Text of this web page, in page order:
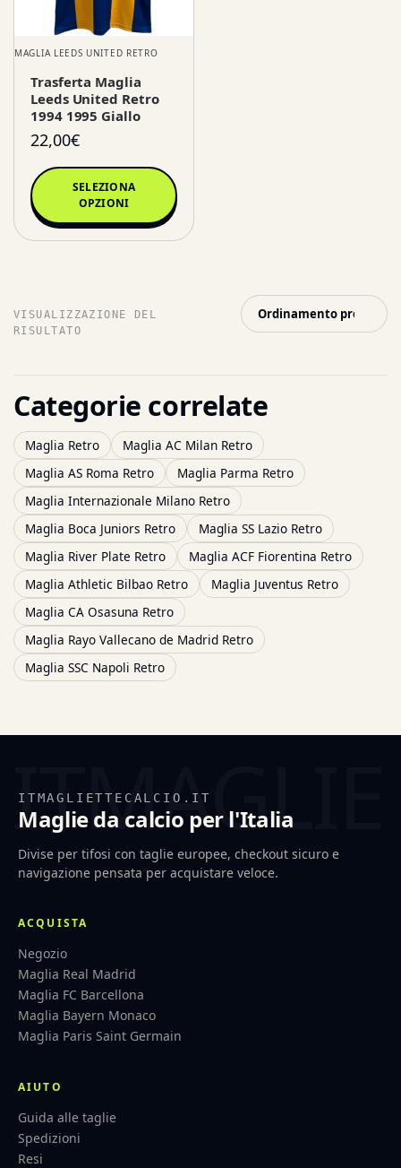
MAGLIA LEEDS UNITED RETRO
Trasferta Maglia
Leeds United Retro
1994 1995 Giallo
22,00€
SELEZIONA
OPZIONI
VISUALIZZAZIONE DEL
RISULTATO
Categorie correlate
Maglia Retro
Maglia AC Milan Retro
Maglia AS Roma Retro
Maglia Parma Retro
Maglia Internazionale Milano Retro
Maglia Boca Juniors Retro
Maglia SS Lazio Retro
Maglia River Plate Retro
Maglia ACF Fiorentina Retro
Maglia Athletic Bilbao Retro
Maglia Juventus Retro
Maglia CA Osasuna Retro
Maglia Rayo Vallecano de Madrid Retro
Maglia SSC Napoli Retro
ITMAGLIETTECALCIO.IT
Maglie da calcio per l'Italia
Divise per tifosi con taglie europee, checkout sicuro e
navigazione pensata per acquistare veloce.
ACQUISTA
Negozio
Maglia Real Madrid
Maglia FC Barcellona
Maglia Bayern Monaco
Maglia Paris Saint Germain
AIUTO
Guida alle taglie
Spedizioni
Resi